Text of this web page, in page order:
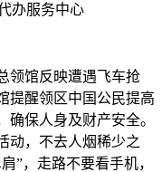
办服务中心
馆反映遭遇飞车抢
提醒领区中国公民提高
保人身及财产安全。
动，不去人烟稀少之
”，走路不要看手机，